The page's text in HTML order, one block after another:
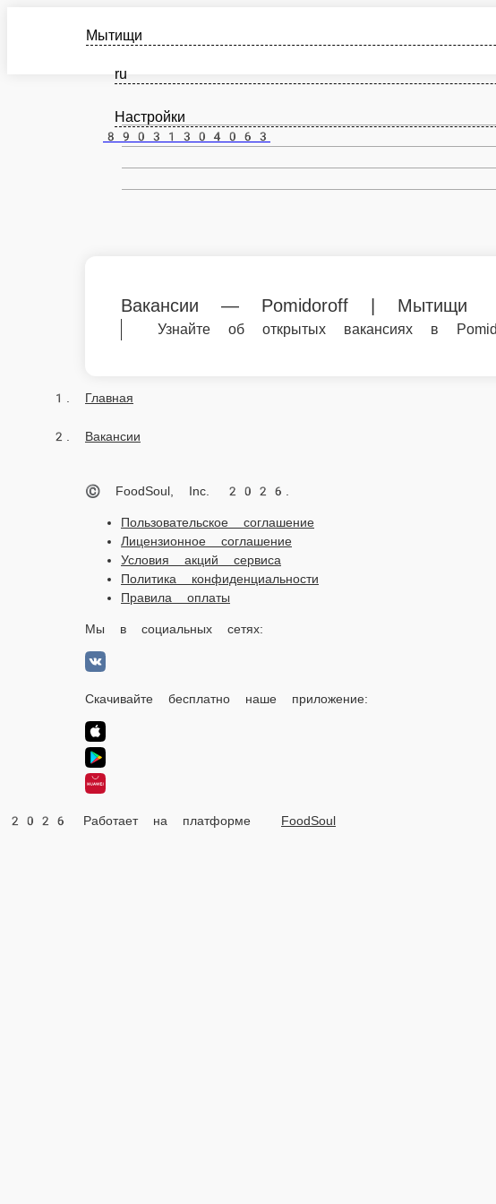
Мытищи
ru
Настройки
89031304063
Вакансии — Pomidoroff | Мытищи
Узнайте об открытых вакансиях в Pomidoroff | Мытищи
Главная
Вакансии
© FoodSoul, Inc. 2026.
Пользовательское соглашение
Лицензионное соглашение
Условия акций сервиса
Политика конфиденциальности
Правила оплаты
Мы в социальных сетях:
Скачивайте бесплатно наше приложение:
2026 Работает на платформеFoodSoul